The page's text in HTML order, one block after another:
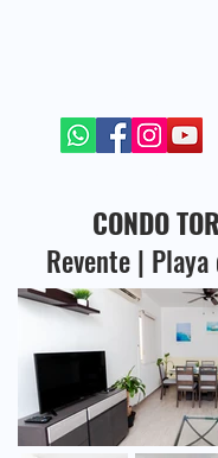
CONDO
Revente |